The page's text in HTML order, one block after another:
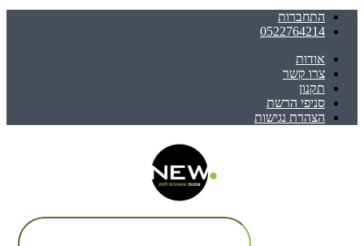
התחברות
0522764214
אודות
צרו קשר
תקנון
סניפי הרשת
הצהרת נגישות